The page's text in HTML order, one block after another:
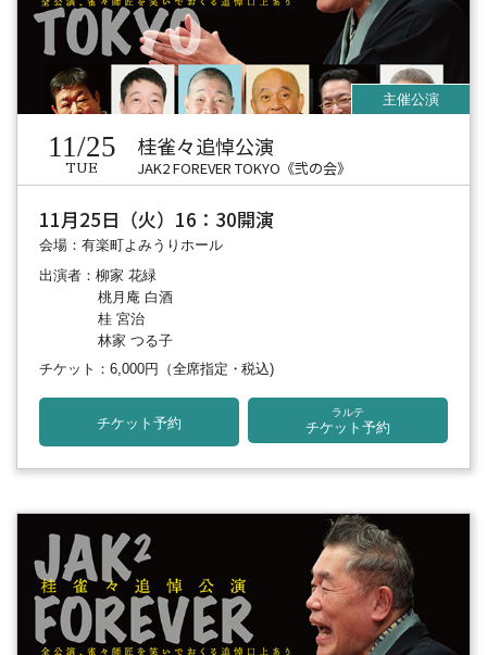
11/25
TUE
桂雀々追悼公演
JAK2 FOREVER TOKYO《弐の会》
11月25日（火）16：30開演
会場：有楽町よみうりホール
出演者：柳家 花緑
桃月庵 白酒
桂 宮治
林家 つる子
チケット：6,000円
（全席指定・税込)
チケット予約
ラルテ
チケット予約